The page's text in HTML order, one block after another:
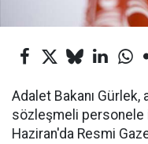
Adalet Bakanı Gürlek,
sözleşmeli personele
Haziran'da Resmi